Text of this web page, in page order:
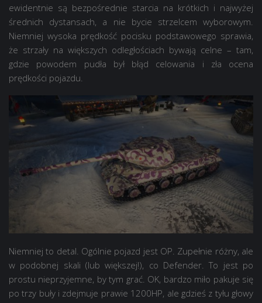
ewidentnie są bezpośrednie starcia na krótkich i najwyżej
średnich dystansach, a nie bycie strzelcem wyborowym.
Niemniej wysoka prędkość pocisku podstawowego sprawia,
że strzały na większych odległościach bywają celne – tam,
gdzie powodem pudła był błąd celowania i zła ocena
prędkości pojazdu.
Niemniej to detal. Ogólnie pojazd jest OP. Zupełnie różny, ale
w podobnej skali (lub większej!), co Defender. To jest po
prostu nieprzyjemne, by tym grać. OK, bardzo miło pakuje się
po trzy buły i zdejmuje prawie 1200HP, ale gdzieś z tyłu głowy